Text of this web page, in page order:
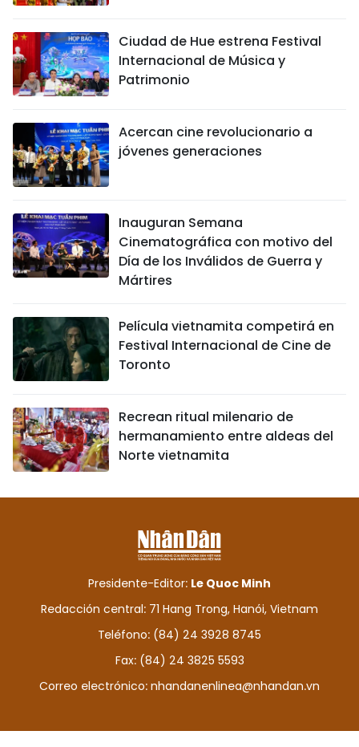
Ciudad de Hue estrena Festival
Internacional de Música y
Patrimonio
Acercan cine revolucionario a
jóvenes generaciones
Inauguran Semana
Cinematográfica con motivo del
Día de los Inválidos de Guerra y
Mártires
Película vietnamita competirá en
Festival Internacional de Cine de
Toronto
Recrean ritual milenario de
hermanamiento entre aldeas del
Norte vietnamita
Presidente-Editor: Le Quoc Minh
Redacción central: 71 Hang Trong, Hanói, Vietnam
Teléfono: (84) 24 3928 8745
Fax: (84) 24 3825 5593
Correo electrónico: nhandanenlinea@nhandan.vn